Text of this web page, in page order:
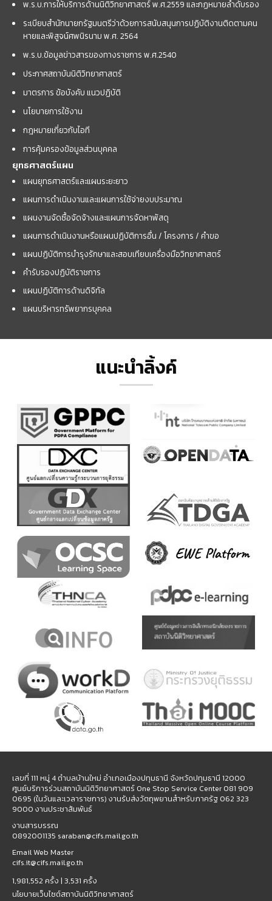
พ.ร.บ.การให้บริการด้านนิติวิทยาศาสตร์ พ.ศ.2559 และกฏหมายลำดับรอง
ระเบียบสำนักนายกรัฐมนตรีว่าด้วยการสนับสนุนการปฏิบัติงานติดตามคน
หายและพิสูจน์ศพนิรนาม พ.ศ. 2564
พ.ร.บ.ข้อมูลข่าวสารของทางราชการ พ.ศ.2540
ประกาศสถาบันนิติวิทยาศาสตร์
มาตรการ ข้อบังคับ แนวปฏิบัติ
นโยบายการใช้งาน
กฎหมายเกี่ยวกับไอที
การคุ้มครองข้อมูลส่วนบุคคล
ยุทธศาสตร์แผน
แผนยุทธศาสตร์และแผนระยะยาว
แผนการดำเนินงานและแผนการใช้จ่ายงบประมาณ
แผนงานจัดซื้อจัดจ้างและแผนการจัดหาพัสดุ
แผนการดำเนินงานหรือแผนปฏิบัติการอื่น / โครงการ / คำขอ
แผนปฏิบัติการบำรุงรักษาและสอบเทียบเครื่องมือวิทยาศาสตร์
คำรับรองปฏิบัติราชการ
แผนปฏิบัติการด้านดิจิทัล
แผนบริหารทรัพยากรบุคคล
แนะนำลิ้งค์
เลขที่ 111 หมู่ 4 ตำบลบ้านใหม่ อำเภอเมืองปทุมธานี จังหวัดปทุมธานี 12000
ศูนย์บริการร่วมสถาบันนิติวิทยาศาสตร์ One Stop Service Center 081 909
0695 (ในวันและเวลาราชการ) งานรับส่งวัตถุพยานสำหรับภาครัฐ 062 323
9000 งานประชาสัมพันธ์
งานสารบรรณ
0892001135 saraban@cifs.mail.go.th
Email Web Master
cifs.it@cifs.mail.go.th
1,981,552 ครั้ง | 3,531 ครั้ง
นโยบายเว็บไซต์สถาบันนิติวิทยาศาสตร์